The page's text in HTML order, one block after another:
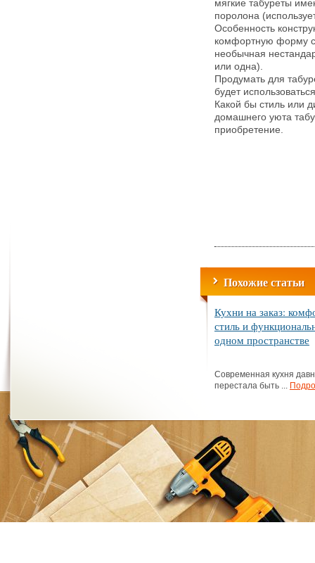
мягкие табуреты
поролона
Особенность
комфортную форму
необычная
или одна).
Продумать для
будет
Какой бы стиль или
домашнего уюта
приобретение.
Похожие статьи
Кухни на заказ:
стиль и
одном пространстве
Современная кухня
перестала быть ...